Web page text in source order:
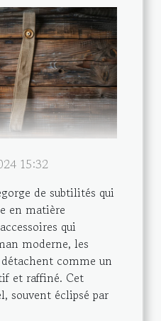
15:32
de subtilités qui
en matière
qui
moderne, les
comme un
et raffiné. Cet
souvent éclipsé par